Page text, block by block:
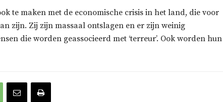
te maken met de economische crisis in het land, die voor
zijn. Zij zijn massaal ontslagen en er zijn weinig
die worden geassocieerd met ‘terreur’. Ook worden hun